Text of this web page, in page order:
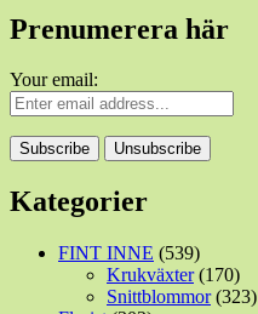
Prenumerera här
Your email:
Kategorier
FINT INNE (539)
Krukväxter(170)
Snittblommor(323)